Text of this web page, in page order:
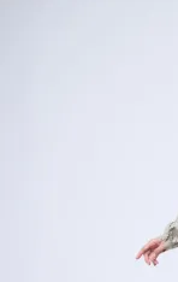
Gamis
Baju